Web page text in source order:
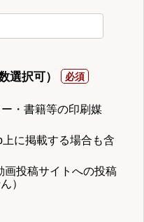
選択可）
・書籍等の印刷媒
に掲載する場合も含
画投稿サイトへの投稿
）